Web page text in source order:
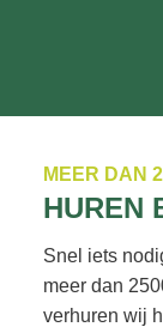
MEER DAN
HUREN
Snel iets
meer dan
verhuren wij